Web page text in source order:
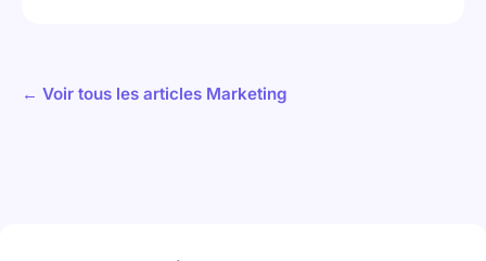
← Voir tous les articles Marketing